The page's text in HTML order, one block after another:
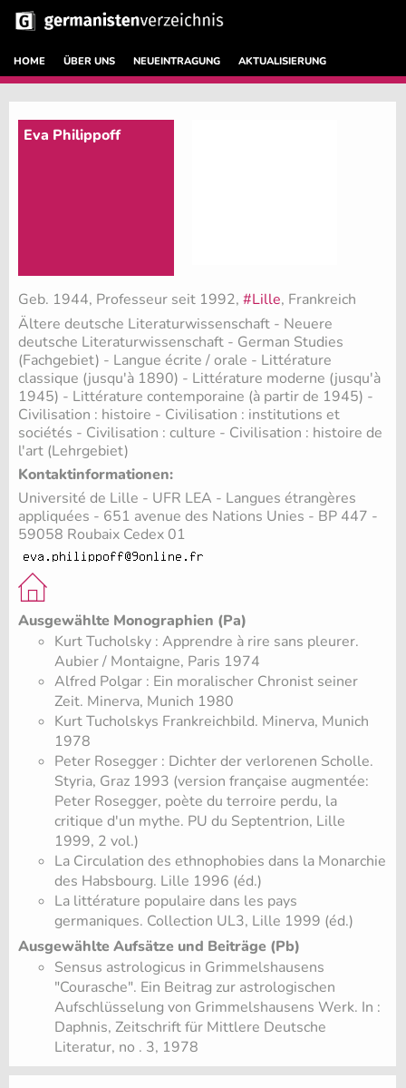
HOME ÜBER UNS NEUEINTRAGUNG AKTUALISIERUNG
Eva Philippoff
Geb. 1944, Professeur seit 1992, #Lille, Frankreich
Ältere deutsche Literaturwissenschaft - Neuere
deutsche Literaturwissenschaft - German Studies
(Fachgebiet) - Langue écrite / orale - Littérature
classique (jusqu'à 1890) - Littérature moderne (jusqu'à
1945) - Littérature contemporaine (à partir de 1945) -
Civilisation : histoire - Civilisation : institutions et
sociétés - Civilisation : culture - Civilisation : histoire de
l'art (Lehrgebiet)
Kontaktinformationen:
Université de Lille - UFR LEA - Langues étrangères
appliquées - 651 avenue des Nations Unies - BP 447 -
59058 Roubaix Cedex 01
Ausgewählte Monographien (Pa)
Kurt Tucholsky : Apprendre à rire sans pleurer.
Aubier / Montaigne, Paris 1974
Alfred Polgar : Ein moralischer Chronist seiner
Zeit. Minerva, Munich 1980
Kurt Tucholskys Frankreichbild. Minerva, Munich
1978
Peter Rosegger : Dichter der verlorenen Scholle.
Styria, Graz 1993 (version française augmentée:
Peter Rosegger, poète du terroire perdu, la
critique d'un mythe. PU du Septentrion, Lille
1999, 2 vol.)
La Circulation des ethnophobies dans la Monarchie
des Habsbourg. Lille 1996 (éd.)
La littérature populaire dans les pays
germaniques. Collection UL3, Lille 1999 (éd.)
Ausgewählte Aufsätze und Beiträge (Pb)
Sensus astrologicus in Grimmelshausens
"Courasche". Ein Beitrag zur astrologischen
Aufschlüsselung von Grimmelshausens Werk. In :
Daphnis, Zeitschrift für Mittlere Deutsche
Literatur, no . 3, 1978